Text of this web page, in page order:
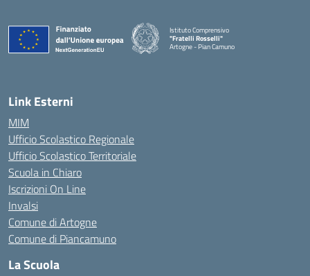
Istituto Comprensivo
"Fratelli Rosselli"
Artogne - Pian Camuno
— Visita la pagina iniziale della scuola
Link Esterni
MIM
Ufficio Scolastico Regionale
Ufficio Scolastico Territoriale
Scuola in Chiaro
Iscrizioni On Line
Invalsi
Comune di Artogne
Comune di Piancamuno
La Scuola